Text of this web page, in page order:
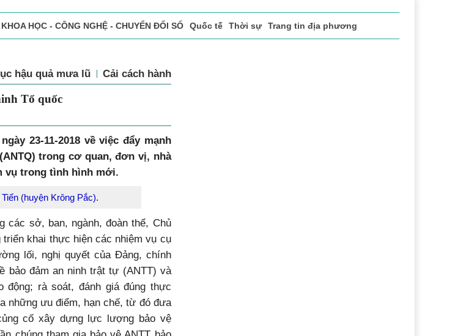
KHOA HỌC - CÔNG NGHỆ - CHUYỂN ĐỔI SỐ Quốc tế Thời sự Trang tin địa phương
hậu quả mưa lũ Cải cách hành chính
an ninh Tổ quốc
23-11-2018 về việc đẩy mạnh
trong cơ quan, đơn vị, nhà
vụ trong tình hình mới.
(huyện Krông Pắc).
các sở, ban, ngành, đoàn thể, Chủ
khai thực hiện các nhiệm vụ cụ
lối, nghị quyết của Đảng, chính
bảo đảm an ninh trật tự (ANTT) và
động; rà soát, đánh giá đúng thực
những ưu điểm, hạn chế, từ đó đưa
cố xây dựng lực lượng bảo vệ